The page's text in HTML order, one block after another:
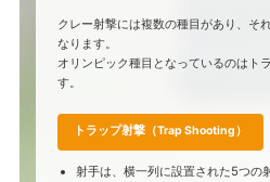
クレー射撃には複数の種目があり、そ
なります。
オリンピック種目となっているのはト
す。
トラップ射撃（Trap Shooting）
射手は、横一列に設置された5つの